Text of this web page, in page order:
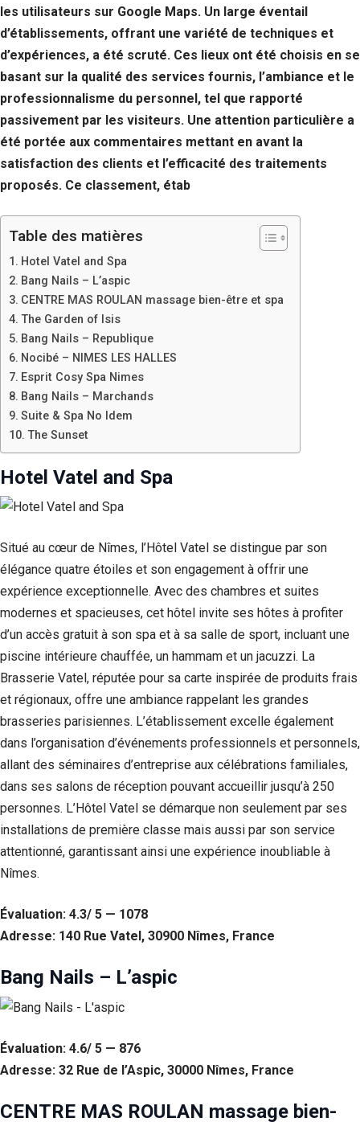
les utilisateurs sur Google Maps. Un large éventail
d’établissements, offrant une variété de techniques et
d’expériences, a été scruté. Ces lieux ont été choisis en se
basant sur la qualité des services fournis, l’ambiance et le
professionnalisme du personnel, tel que rapporté
passivement par les visiteurs. Une attention particulière a
été portée aux commentaires mettant en avant la
satisfaction des clients et l’efficacité des traitements
proposés. Ce classement, étab
Table des matières
Hotel Vatel and Spa
Bang Nails – L’aspic
CENTRE MAS ROULAN massage bien-être et spa
The Garden of Isis
Bang Nails – Republique
Nocibé – NIMES LES HALLES
Esprit Cosy Spa Nimes
Bang Nails – Marchands
Suite & Spa No Idem
The Sunset
Hotel Vatel and Spa
Situé au cœur de Nîmes, l’Hôtel Vatel se distingue par son
élégance quatre étoiles et son engagement à offrir une
expérience exceptionnelle. Avec des chambres et suites
modernes et spacieuses, cet hôtel invite ses hôtes à profiter
d’un accès gratuit à son spa et à sa salle de sport, incluant une
piscine intérieure chauffée, un hammam et un jacuzzi. La
Brasserie Vatel, réputée pour sa carte inspirée de produits frais
et régionaux, offre une ambiance rappelant les grandes
brasseries parisiennes. L’établissement excelle également
dans l’organisation d’événements professionnels et personnels,
allant des séminaires d’entreprise aux célébrations familiales,
dans ses salons de réception pouvant accueillir jusqu’à 250
personnes. L’Hôtel Vatel se démarque non seulement par ses
installations de première classe mais aussi par son service
attentionné, garantissant ainsi une expérience inoubliable à
Nîmes.
Évaluation: 4.3/ 5 — 1078
Adresse: 140 Rue Vatel, 30900 Nîmes, France
Bang Nails – L’aspic
Évaluation: 4.6/ 5 — 876
Adresse: 32 Rue de l’Aspic, 30000 Nîmes, France
CENTRE MAS ROULAN massage bien-